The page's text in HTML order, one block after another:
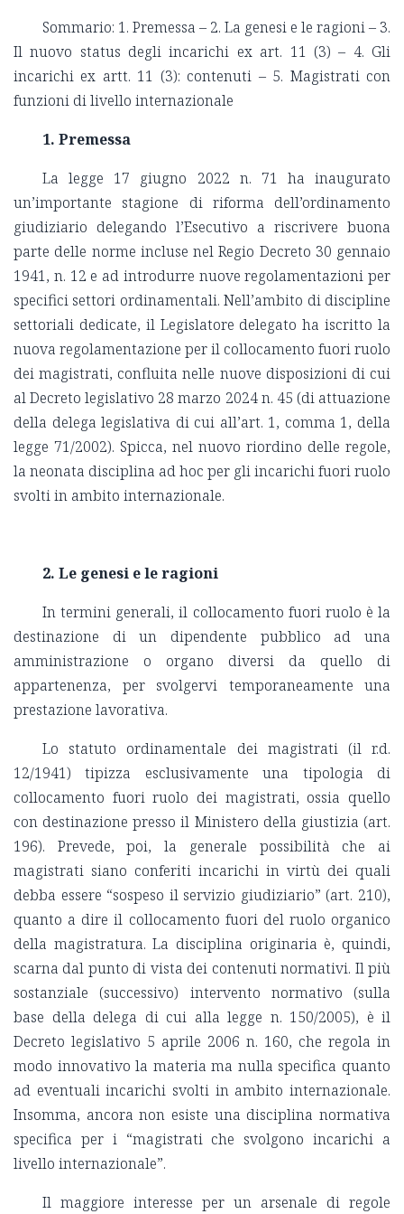
Sommario: 1. Premessa – 2. La genesi e le ragioni – 3.
Il nuovo status degli incarichi ex art. 11 (3) – 4. Gli
incarichi ex artt. 11 (3): contenuti – 5. Magistrati con
funzioni di livello internazionale
1. Premessa
La legge 17 giugno 2022 n. 71 ha inaugurato
un’importante stagione di riforma dell’ordinamento
giudiziario delegando l’Esecutivo a riscrivere buona
parte delle norme incluse nel Regio Decreto 30 gennaio
1941, n. 12 e ad introdurre nuove regolamentazioni per
specifici settori ordinamentali. Nell’ambito di discipline
settoriali dedicate, il Legislatore delegato ha iscritto la
nuova regolamentazione per il collocamento fuori ruolo
dei magistrati, confluita nelle nuove disposizioni di cui
al Decreto legislativo 28 marzo 2024 n. 45 (di attuazione
della delega legislativa di cui all’art. 1, comma 1, della
legge 71/2002). Spicca, nel nuovo riordino delle regole,
la neonata disciplina ad hoc per gli incarichi fuori ruolo
svolti in ambito internazionale.
2. Le genesi e le ragioni
In termini generali, il collocamento fuori ruolo è la
destinazione di un dipendente pubblico ad una
amministrazione o organo diversi da quello di
appartenenza, per svolgervi temporaneamente una
prestazione lavorativa.
Lo statuto ordinamentale dei magistrati (il r.d.
12/1941) tipizza esclusivamente una tipologia di
collocamento fuori ruolo dei magistrati, ossia quello
con destinazione presso il Ministero della giustizia (art.
196). Prevede, poi, la generale possibilità che ai
magistrati siano conferiti incarichi in virtù dei quali
debba essere “sospeso il servizio giudiziario” (art. 210),
quanto a dire il collocamento fuori del ruolo organico
della magistratura. La disciplina originaria è, quindi,
scarna dal punto di vista dei contenuti normativi. Il più
sostanziale (successivo) intervento normativo (sulla
base della delega di cui alla legge n. 150/2005), è il
Decreto legislativo 5 aprile 2006 n. 160, che regola in
modo innovativo la materia ma nulla specifica quanto
ad eventuali incarichi svolti in ambito internazionale.
Insomma, ancora non esiste una disciplina normativa
specifica per i “magistrati che svolgono incarichi a
livello internazionale”.
Il maggiore interesse per un arsenale di regole